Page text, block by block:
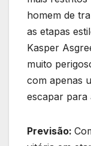
homem de
as etapas
Kasper
muito
com apenas
escapar para
Previsão: